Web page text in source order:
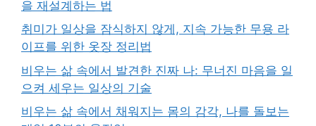
을 재설계하는 법
취미가 일상을 잠식하지 않게, 지속 가능한 무용 라
이프를 위한 옷장 정리법
비우는 삶 속에서 발견한 진짜 나: 무너진 마음을 일
으켜 세우는 일상의 기술
비우는 삶 속에서 채워지는 몸의 감각, 나를 돌보는